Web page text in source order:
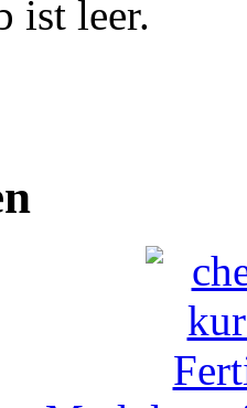
ist leer.